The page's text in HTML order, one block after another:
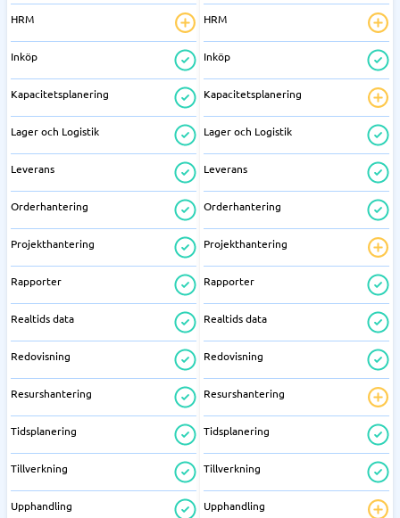
HRM
Inköp
Kapacitetsplanering
Lager och Logistik
Leverans
Orderhantering
Projekthantering
Rapporter
Realtids data
Redovisning
Resurshantering
Tidsplanering
Tillverkning
Upphandling
HRM
Inköp
Kapacitetsplanering
Lager och Logistik
Leverans
Orderhantering
Projekthantering
Rapporter
Realtids data
Redovisning
Resurshantering
Tidsplanering
Tillverkning
Upphandling